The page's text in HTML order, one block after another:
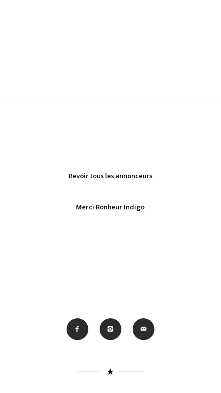
Revoir tous les annonceurs
Merci Bonheur Indigo